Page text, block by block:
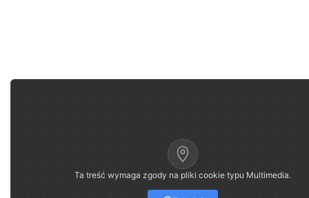
Ta treść wymaga zgody na pliki cookie typu Multimedia.